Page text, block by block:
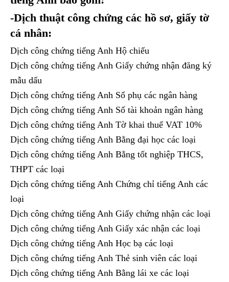
-Dịch thuật công chứng các hồ sơ, giấy tờ
cá nhân:
Dịch công chứng tiếng Anh Hộ chiếu
Dịch công chứng tiếng Anh Giấy chứng nhận đăng ký
mẫu dấu
Dịch công chứng tiếng Anh Sổ phụ các ngân hàng
Dịch công chứng tiếng Anh Số tài khoản ngân hàng
Dịch công chứng tiếng Anh Tờ khai thuế VAT 10%
Dịch công chứng tiếng Anh Bằng đại học các loại
Dịch công chứng tiếng Anh Bằng tốt nghiệp THCS,
THPT các loại
Dịch công chứng tiếng Anh Chứng chỉ tiếng Anh các
loại
Dịch công chứng tiếng Anh Giấy chứng nhận các loại
Dịch công chứng tiếng Anh Giấy xác nhận các loại
Dịch công chứng tiếng Anh Học bạ các loại
Dịch công chứng tiếng Anh Thẻ sinh viên các loại
Dịch công chứng tiếng Anh Bằng lái xe các loại